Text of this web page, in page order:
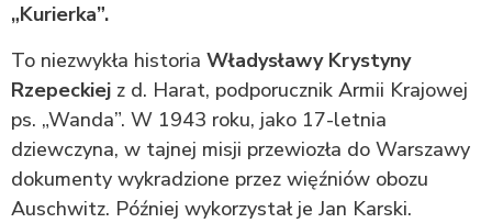
„Kurierka”.
To niezwykła historia Władysławy Krystyny
Rzepeckiej z d. Harat, podporucznik Armii Krajowej
ps. „Wanda”. W 1943 roku, jako 17-letnia
dziewczyna, w tajnej misji przewiozła do Warszawy
dokumenty wykradzione przez więźniów obozu
Auschwitz. Później wykorzystał je Jan Karski.